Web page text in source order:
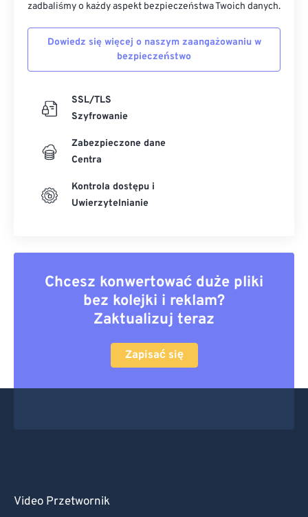
zadbaliśmy o każdy aspekt bezpieczeństwa Twoich danych.
Dowiedz się więcej o naszym zaangażowaniu w
bezpieczeństwo
SSL/TLS
Szyfrowanie
Zabezpieczone dane
Centra
Kontrola dostępu i
Uwierzytelnianie
Chcesz konwertować duże pliki
bez kolejki i reklam?
Zaktualizuj teraz
Zapisać się
Video Przetwornik